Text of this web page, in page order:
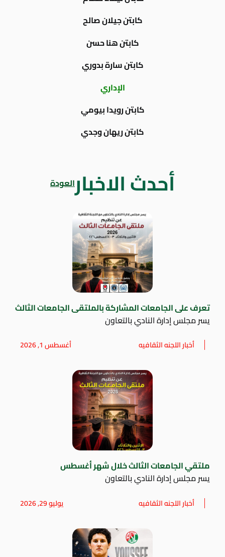
كابتن جيلان صالح
كابتن هنا حسن
كابتن سارة بدوري
الإداري
كابتن رويدا بيومي
كابتن ريهان وجدي
أحدث الاخبارالعودة
تعرف على الجامعات المشاركة بالملتقى الجامعات الثالث
يسر مجلس إدارة النادي بالتعاون
أخبار اللجنه الثقافيه أغسطس 1, 2026
ملتقي الجامعات الثالث خلال شهر أغسطس
يسر مجلس إدارة النادي بالتعاون
أخبار اللجنه الثقافيه يوليو 29, 2026